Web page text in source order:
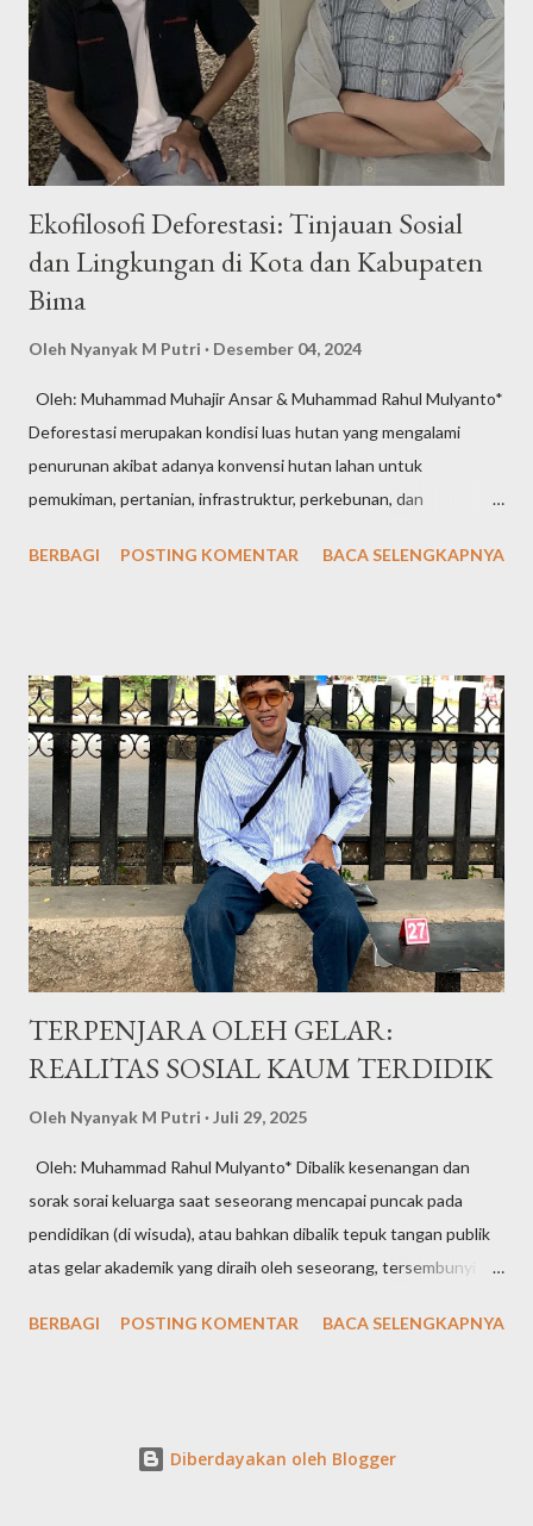
Ekofilosofi Deforestasi: Tinjauan Sosial
dan Lingkungan di Kota dan Kabupaten
Bima
Oleh Nyanyak M Putri Desember 04, 2024
Oleh: Muhammad Muhajir Ansar & Muhammad Rahul Mulyanto*
Deforestasi merupakan kondisi luas hutan yang mengalami
penurunan akibat adanya konvensi hutan lahan untuk
pemukiman, pertanian, infrastruktur, perkebunan, dan
dapat menyebabkan pemanasan global, longsor, banjir, dan
mengancam seluruh makhluk hidup, baik hewan maupun
manusia. Kota Bima dan Kabupaten Bima, yang terletak di
Provinsi Nusa Tenggara Barat, memiliki kekayaan alam berupa
hutan yang penting bagi ekosistem lokal, dan masyarakat
sekitarnya. Namun, alih-alih untuk menjaga kekayaan alamnya,
wilayah sedang menghadapi ancaman deforestasi yang sangat
signifikan. Perubahan lahan hutan di Bima telah berdampak pada
berbagai aspek, seperti, lingkungan, ekonomi, dan kehidupan
masyarakat, terutam...
BERBAGI POSTING KOMENTAR BACA SELENGKAPNYA
TERPENJARA OLEH GELAR:
REALITAS SOSIAL KAUM TERDIDIK
Oleh Nyanyak M Putri Juli 29, 2025
Oleh: Muhammad Rahul Mulyanto* Dibalik kesenangan dan
sorak sorai keluarga saat seseorang mencapai puncak pada
pendidikan (di wisuda), atau bahkan dibalik tepuk tangan publik
atas gelar akademik yang diraih oleh seseorang, tersembunyi
Masyarakat tidak hanya memberikan sebuah pujian dan
orang berpendidikan bukan hanya dituntut untuk selalu berpikir
BERBAGI POSTING KOMENTAR BACA SELENGKAPNYA
Diberdayakan oleh Blogger